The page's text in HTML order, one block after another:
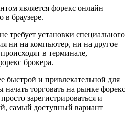
является форекс онлайн
в браузере.
требует установки специального
ни на компьютер, ни на другое
в терминале,
брокера.
быстрой и привлекательной для
начать торговать на рынке форекс
зарегистрироваться и
самый доступный вариант